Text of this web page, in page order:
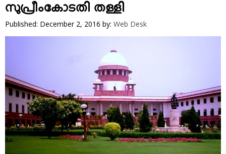
ARTS & LITERATURE
MAGAZINE
VIDEOS
KARSHAKAN
TOURS & TRAVEL
GREETINGS
CLASSIFIEDS
സുപ്രീംകോടതി തള്ളി
Published: December 2, 2016 by: Web Desk